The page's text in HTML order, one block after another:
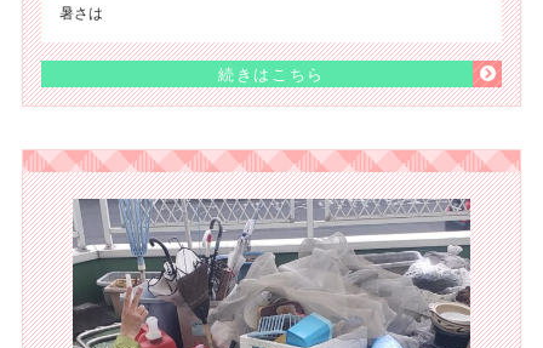
暑さは
続きはこちら